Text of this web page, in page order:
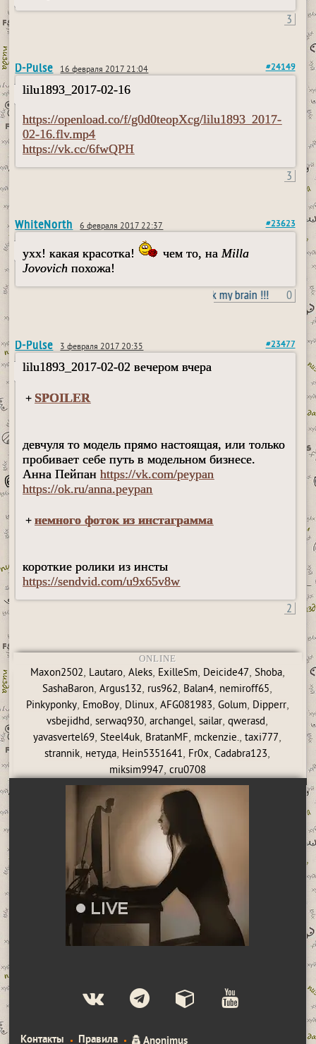
3
D-Pulse 16 февраля 2017 21:04 #24149
lilu1893_2017-02-16
https://openload.co/f/g0d0teopXcg/lilu1893_2017-
02-16.flv.mp4
https://vk.cc/6fwQPH
3
WhiteNorth 6 февраля 2017 22:37 #23623
ухх! какая красотка! чем то, наMilla
Jovovich похожа!
#Don't fuck my brain !!! 0
D-Pulse 3 февраля 2017 20:35 #23477
lilu1893_2017-02-02 вечером вчера
+ SPOILER
девчуля то модель прямо настоящая, или только
пробивает себе путь в модельном бизнесе.
Анна Пейпанhttps://vk.com/peypan
https://ok.ru/anna.peypan
+немного фоток из инстаграмма
короткие ролики из инсты
https://sendvid.com/u9x65v8w
2
ONLINE
Maxon2502, Lautaro, Aleks, ExilleSm, Deicide47, Shoba,
SashaBaron,Argus132, rus962, Balan4, nemiroff65,
Pinkyponky, EmoBoy, Dlinux, AFG081983, Golum, Dipperr,
vsbejidhd,serwaq930,archangel,sailar,qwerasd,
yavasvertel69,Steel4uk, BratanMF, mckenzie.,taxi777,
strannik, нетуда, Hein5351641, Fr0x,Cadabra123,
miksim9947,cru0708
Контакты Правила